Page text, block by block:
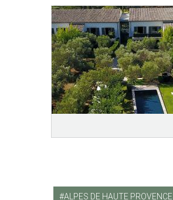
ALPES DE HAUTE PROVENCE